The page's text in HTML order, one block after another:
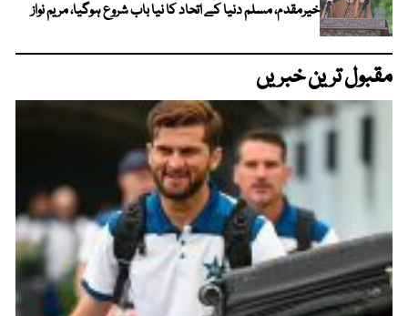
خیرمقدم، مسلم دنیا کے اتحاد کا نیا باب شروع ہوگیا، مریم نواز
مقبول ترین خبریں